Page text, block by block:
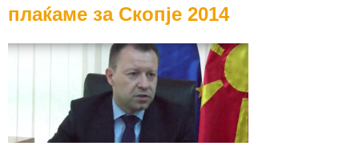
плаќаме за Скопје 2014